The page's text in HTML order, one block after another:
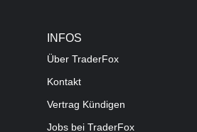
INFOS
Über TraderFox
Kontakt
Vertrag Kündigen
Jobs bei TraderFox